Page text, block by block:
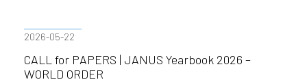
2026-05-22
CALL for PAPERS | JANUS Yearbook 2026 –
WORLD ORDER